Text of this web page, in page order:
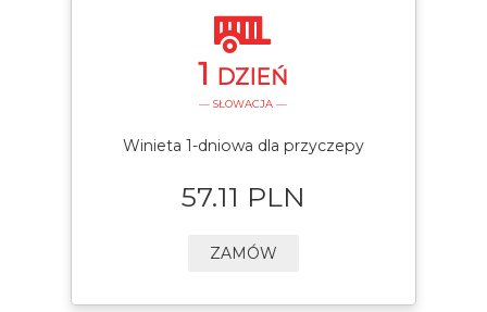
1 DZIEŃ
— SŁOWACJA —
Winieta 1-dniowa dla przyczepy
57.11 PLN
ZAMÓW